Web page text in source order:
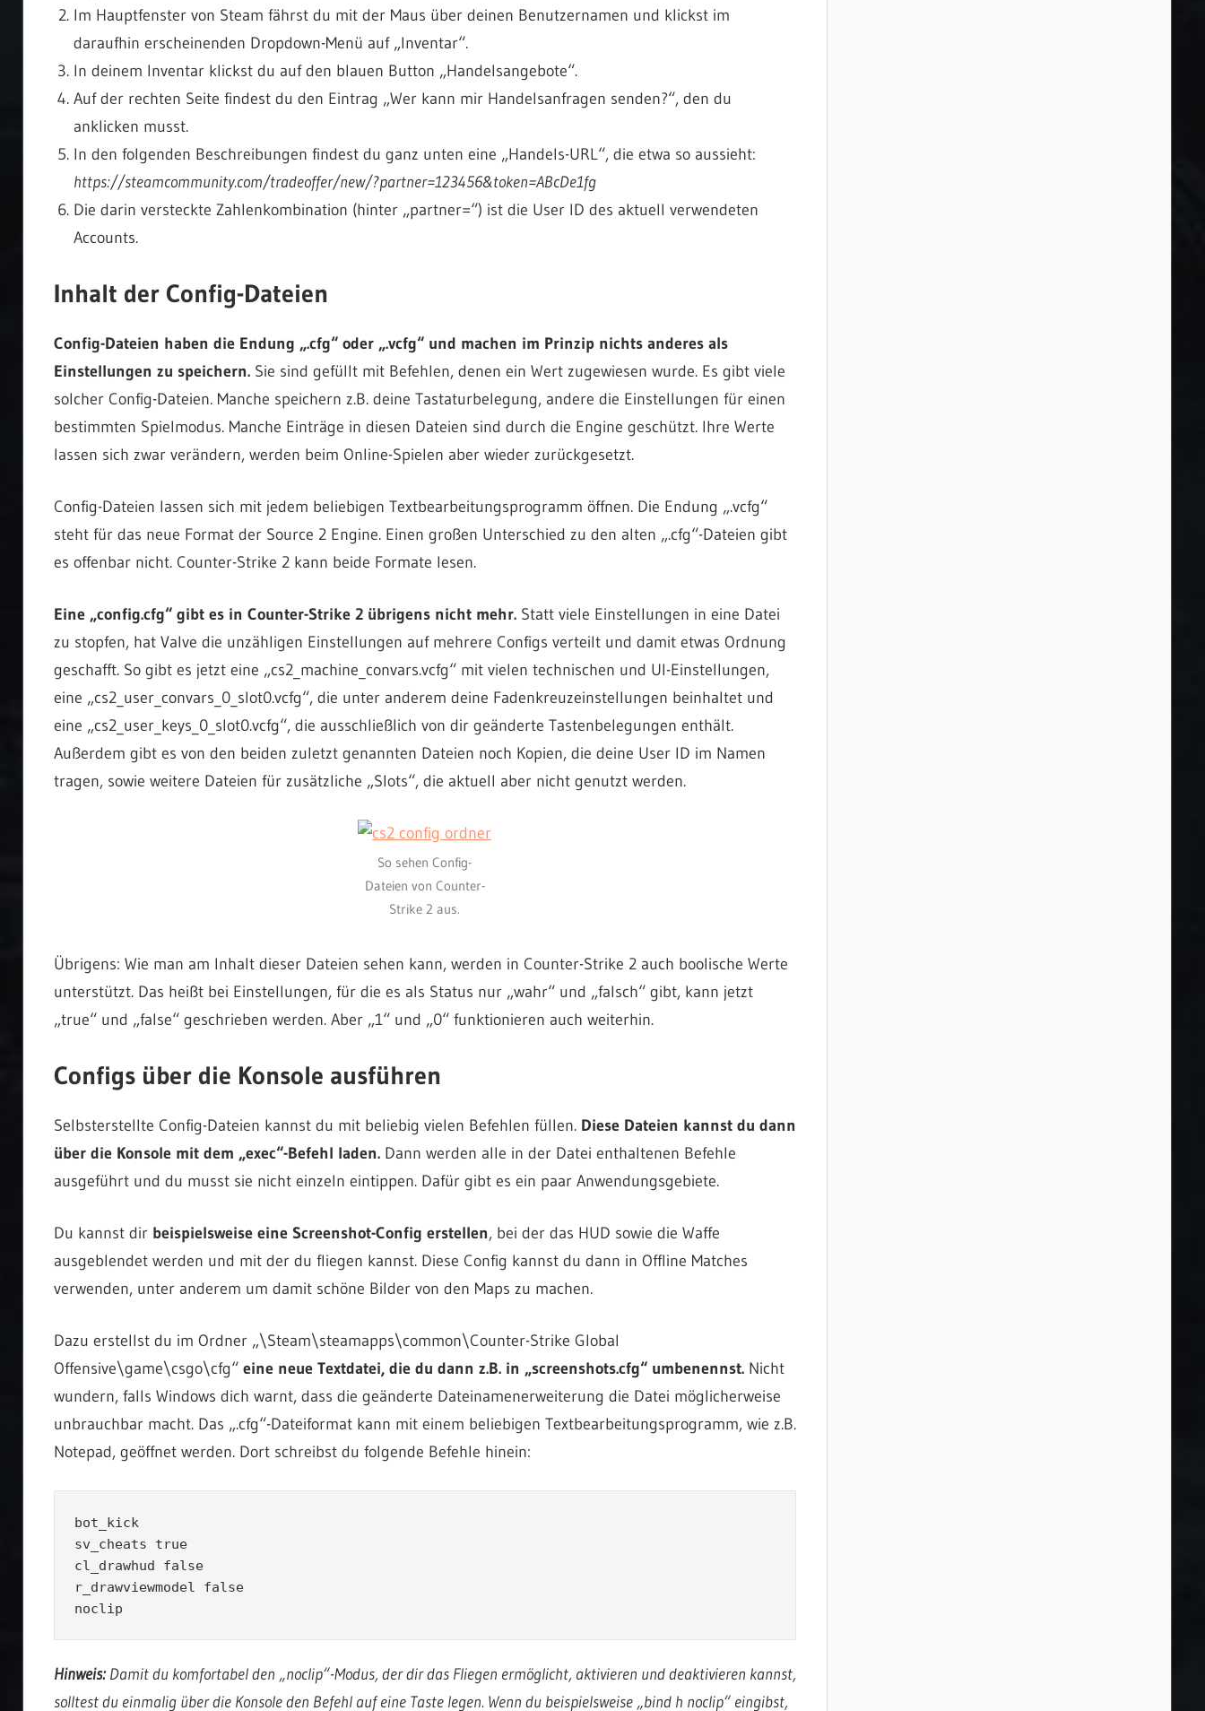
Im Hauptfenster von Steam fährst du mit der Maus über deinen Benutzernamen und klickst im
daraufhin erscheinenden Dropdown-Menü auf „Inventar“.
In deinem Inventar klickst du auf den blauen Button „Handelsangebote“.
Auf der rechten Seite findest du den Eintrag „Wer kann mir Handelsanfragen senden?“, den du
anklicken musst.
In den folgenden Beschreibungen findest du ganz unten eine „Handels-URL“, die etwa so aussieht:
https://steamcommunity.com/tradeoffer/new/?partner=123456&token=ABcDe1fg
Die darin versteckte Zahlenkombination (hinter „partner=“) ist die User ID des aktuell verwendeten
Accounts.
Inhalt der Config-Dateien
Config-Dateien haben die Endung „.cfg“ oder „.vcfg“ und machen im Prinzip nichts anderes als
Einstellungen zu speichern.Sie sind gefüllt mit Befehlen, denen ein Wert zugewiesen wurde. Es gibt viele
solcher Config-Dateien. Manche speichern z.B. deine Tastaturbelegung, andere die Einstellungen für einen
bestimmten Spielmodus. Manche Einträge in diesen Dateien sind durch die Engine geschützt. Ihre Werte
lassen sich zwar verändern, werden beim Online-Spielen aber wieder zurückgesetzt.
Config-Dateien lassen sich mit jedem beliebigen Textbearbeitungsprogramm öffnen. Die Endung „.vcfg“
steht für das neue Format der Source 2 Engine. Einen großen Unterschied zu den alten „.cfg“-Dateien gibt
es offenbar nicht. Counter-Strike 2 kann beide Formate lesen.
Eine „config.cfg“ gibt es in Counter-Strike 2 übrigens nicht mehr.Statt viele Einstellungen in eine Datei
zu stopfen, hat Valve die unzähligen Einstellungen auf mehrere Configs verteilt und damit etwas Ordnung
geschafft. So gibt es jetzt eine „cs2_machine_convars.vcfg“ mit vielen technischen und UI-Einstellungen,
eine „cs2_user_convars_0_slot0.vcfg“, die unter anderem deine Fadenkreuzeinstellungen beinhaltet und
eine „cs2_user_keys_0_slot0.vcfg“, die ausschließlich von dir geänderte Tastenbelegungen enthält.
Außerdem gibt es von den beiden zuletzt genannten Dateien noch Kopien, die deine User ID im Namen
tragen, sowie weitere Dateien für zusätzliche „Slots“, die aktuell aber nicht genutzt werden.
So sehen Config-
Dateien von Counter-
Strike 2 aus.
Übrigens: Wie man am Inhalt dieser Dateien sehen kann, werden in Counter-Strike 2 auch boolische Werte
unterstützt. Das heißt bei Einstellungen, für die es als Status nur „wahr“ und „falsch“ gibt, kann jetzt
„true“ und „false“ geschrieben werden. Aber „1“ und „0“ funktionieren auch weiterhin.
Configs über die Konsole ausführen
Selbsterstellte Config-Dateien kannst du mit beliebig vielen Befehlen füllen. Diese Dateien kannst du dann
über die Konsole mit dem „exec“-Befehl laden.Dann werden alle in der Datei enthaltenen Befehle
ausgeführt und du musst sie nicht einzeln eintippen. Dafür gibt es ein paar Anwendungsgebiete.
Du kannst dir beispielsweise eine Screenshot-Config erstellen, bei der das HUD sowie die Waffe
ausgeblendet werden und mit der du fliegen kannst. Diese Config kannst du dann in Offline Matches
verwenden, unter anderem um damit schöne Bilder von den Maps zu machen.
Dazu erstellst du im Ordner „\Steam\steamapps\common\Counter-Strike Global
Offensive\game\csgo\cfg“ eine neue Textdatei, die du dann z.B. in „screenshots.cfg“ umbenennst.Nicht
wundern, falls Windows dich warnt, dass die geänderte Dateinamenerweiterung die Datei möglicherweise
unbrauchbar macht. Das „.cfg“-Dateiformat kann mit einem beliebigen Textbearbeitungsprogramm, wie z.B.
Notepad, geöffnet werden. Dort schreibst du folgende Befehle hinein:
bot_kick
sv_cheats true
cl_drawhud false
r_drawviewmodel false
noclip
Hinweis:Damit du komfortabel den „noclip“-Modus, der dir das Fliegen ermöglicht, aktivieren und deaktivieren kannst,
solltest du einmalig über die Konsole den Befehl auf eine Taste legen. Wenn du beispielsweise „bind h noclip“ eingibst,